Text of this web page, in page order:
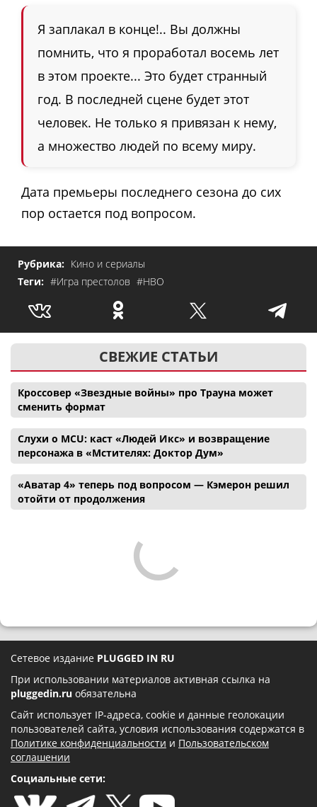
Я заплакал в конце!.. Вы должны
помнить, что я проработал восемь лет
в этом проекте... Это будет странный
год. В последней сцене будет этот
человек. Не только я привязан к нему,
а множество людей по всему миру.
Дата премьеры последнего сезона до сих
пор остается под вопросом.
Рубрика: Кино и сериалы
Теги: #Игра престолов #HBO
СВЕЖИЕ СТАТЬИ
Кроссовер «Звездные войны» про Трауна может
сменить формат
Слухи о MCU: каст «Людей Икс» и возвращение
персонажа в «Мстителях: Доктор Дум»
«Аватар 4» теперь под вопросом — Кэмерон решил
отойти от продолжения
Сетевое издание PLUGGED IN RU
При использовании материалов активная ссылка на
pluggedin.ru обязательна
Сайт использует IP-адреса, cookie и данные геолокации
пользователей сайта, условия использования содержатся в
Политике конфиденциальности и Пользовательском
соглашении
Социальные сети: